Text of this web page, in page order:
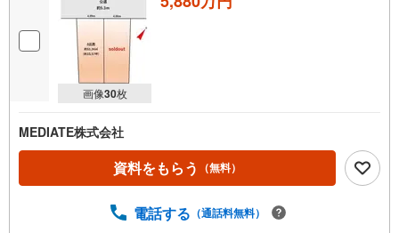
画像30枚
MEDIATE株式会社
資料をもらう （無料）
電話する （通話料無料）